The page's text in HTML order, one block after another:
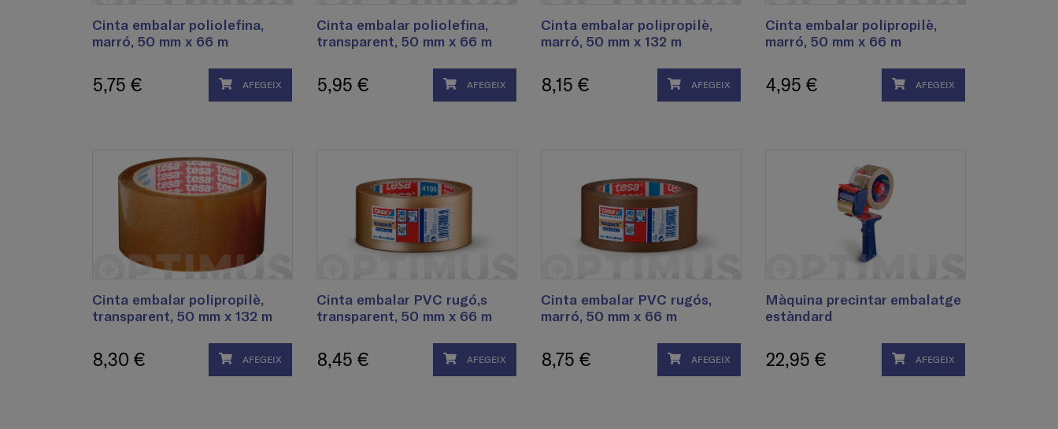
Cinta embalar poliolefina,
marró, 50 mm x 66 m
5,75 € AFEGEIX
Cinta embalar poliolefina,
transparent, 50 mm x 66 m
5,95 € AFEGEIX
Cinta embalar polipropilè,
marró, 50 mm x 132 m
8,15 € AFEGEIX
Cinta embalar polipropilè,
marró, 50 mm x 66 m
4,95 € AFEGEIX
Cinta embalar polipropilè,
transparent, 50 mm x 132 m
8,30 € AFEGEIX
Cinta embalar PVC rugó,s
transparent, 50 mm x 66 m
8,45 € AFEGEIX
Cinta embalar PVC rugós,
marró, 50 mm x 66 m
8,75 € AFEGEIX
Màquina precintar embalatge
estàndard
22,95 € AFEGEIX